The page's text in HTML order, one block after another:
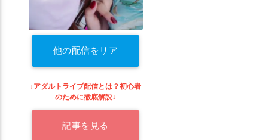
他の配信をリア
ルタイムで探す
↓アダルトライブ配信とは？初心者
のために徹底解説↓
記事を見る